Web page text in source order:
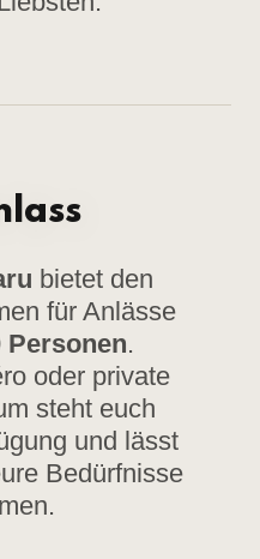
bietet den
für Anlässe
Personen.
oder private
steht euch
und lässt
Bedürfnisse